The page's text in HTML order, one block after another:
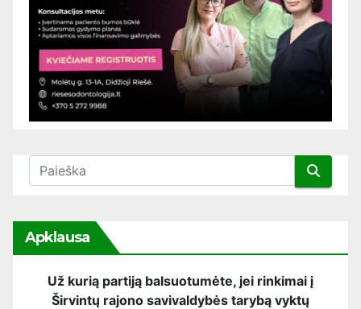
Apklausa
Už kurią partiją balsuotumėte, jei rinkimai į
Širvintų rajono savivaldybės tarybą vyktų